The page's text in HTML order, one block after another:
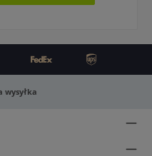
wysyłka